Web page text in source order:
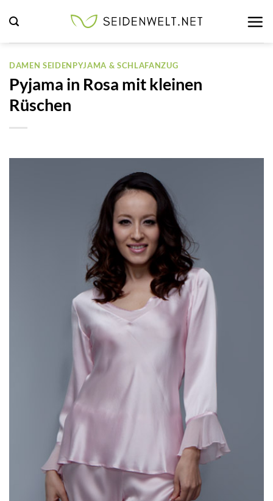
Inhalt
springen
DAMEN SEIDENPYJAMA & SCHLAFANZUG
Pyjama in Rosa mit kleinen
Rüschen